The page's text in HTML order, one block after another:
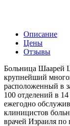
Описание
Цены
Отзывы
Больница Шаарей
крупнейший
расположенный в
100 отделений в
ежегодно
клиницистов
врачей Израиля по